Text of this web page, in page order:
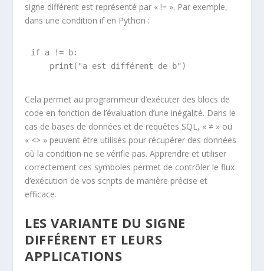
signe différent est représenté par « != ». Par exemple,
dans une condition if en Python :
if a != b:
Cela permet au programmeur d’exécuter des blocs de
code en fonction de l’évaluation d’une inégalité. Dans le
cas de bases de données et de requêtes SQL, « ≠ » ou
« <> » peuvent être utilisés pour récupérer des données
où la condition ne se vérifie pas. Apprendre et utiliser
correctement ces symboles permet de contrôler le flux
d’exécution de vos scripts de manière précise et
efficace.
LES VARIANTE DU SIGNE
DIFFÉRENT ET LEURS
APPLICATIONS